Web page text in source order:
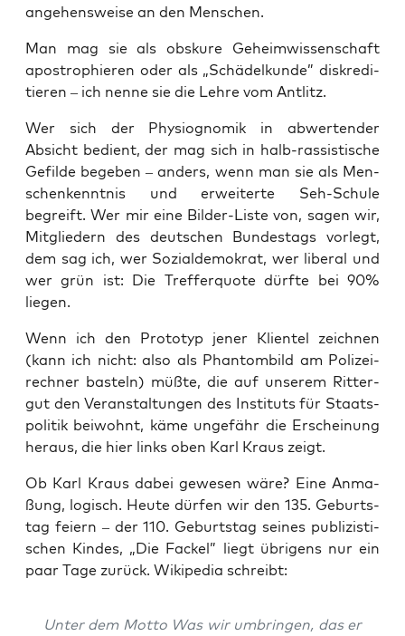
an­ge­hens­wei­se an den Menschen.
Man mag sie als obsku­re Geheim­wis­sen­schaft
apo­stro­phie­ren oder als „Schä­del­kun­de” dis­kre­di­
tie­ren – ich nen­ne sie die Leh­re vom Antlitz.
Wer sich der Phy­sio­gno­mik in abwer­ten­der
Absicht bedient, der mag sich in halb-ras­sis­ti­sche
Gefil­de bege­ben – anders, wenn man sie als Men­
schen­kennt­nis und erwei­ter­te Seh-Schu­le
begreift. Wer mir eine Bil­der-Lis­te von, sagen wir,
Mit­glie­dern des deut­schen Bun­des­tags vor­legt,
dem sag ich, wer Sozi­al­de­mo­krat, wer libe­ral und
wer grün ist: Die Tref­fer­quo­te dürf­te bei 90%
liegen.
Wenn ich den Pro­to­typ jener Kli­en­tel zeich­nen
(kann ich nicht: also als Phan­tom­bild am Poli­zei­
rech­ner bas­teln) müß­te, die auf unse­rem Rit­ter­
gut den Ver­an­stal­tun­gen des Insti­tuts für Staats­
po­li­tik bei­wohnt, käme unge­fähr die Erschei­nung
her­aus, die hier links oben Karl Kraus zeigt.
Ob Karl Kraus dabei gewe­sen wäre? Eine Anma­
ßung, logisch. Heu­te dür­fen wir den 135. Geburts­
tag fei­ern – der 110. Geburts­tag sei­nes publi­zis­ti­
schen Kin­des, „Die Fackel” liegt übri­gens nur ein
paar Tage zurück. Wiki­pe­dia schreibt:
Unter dem Mot­to Was wir umbrin­gen, das er